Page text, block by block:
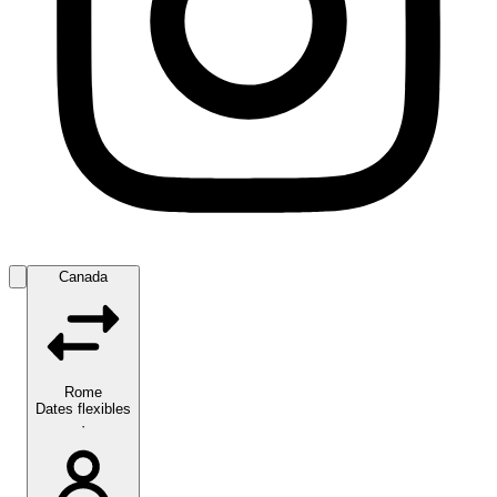
Canada
Rome‎
Dates flexibles